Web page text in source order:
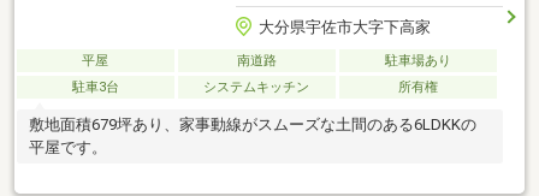
大分県宇佐市大字下高家
平屋 南道路
駐車場あり
駐車3台
システムキッチン 所有権
敷地面積679坪あり、家事動線がスムーズな土間のある6LDKKの
平屋です。